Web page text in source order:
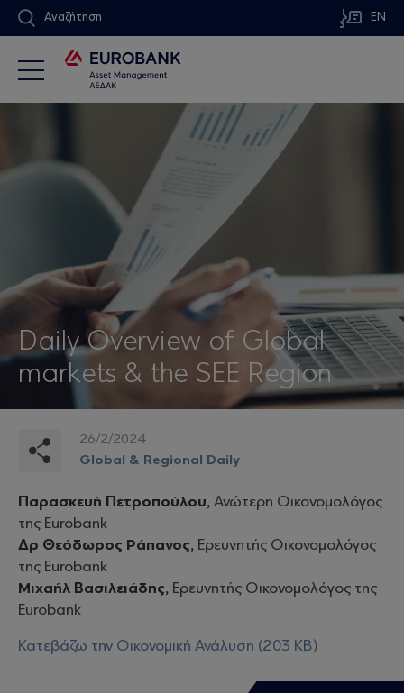
Αναζήτηση EN
Daily Overview of Global
markets & the SEE Region
26/2/2024
Global & Regional Daily
Παρασκευή Πετροπούλου, Ανώτερη Οικονομολόγος
της Eurobank
Δρ Θεόδωρος Ράπανος, Ερευνητής Οικονομολόγος
της Eurobank
Μιχαήλ Βασιλειάδης, Ερευνητής Οικονομολόγος της
Eurobank
Κατεβάζω την Οικονομική Ανάλυση (203 KB)